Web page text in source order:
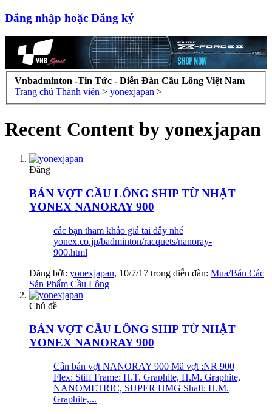
Đăng nhập hoặc Đăng ký
Vnbadminton -Tin Tức - Diễn Đàn Cầu Lông Việt Nam
Trang chủ Thành viên > yonexjapan >
Recent Content by yonexjapan
Đăng
BÁN VỢT CẦU LÔNG SHIP TỪ NHẬT
YONEX NANORAY 900
các bạn tham khảo giá tai đây nhé
yonex.co.jp/badminton/racquets/nanoray-
900.html
Đăng bởi: yonexjapan, 10/7/17 trong diễn đàn: Mua/Bán Các
Sản Phẩm Cầu Lông
Chủ đề
BÁN VỢT CẦU LÔNG SHIP TỪ NHẬT
YONEX NANORAY 900
Cần bán vợt NANORAY 900 Mã vợt :NR 900
Flex: Stiff Frame: H.T. Graphite, H.M. Graphite,
NANOMETRIC, SUPER HMG Shaft: H.M.
Graphite,...